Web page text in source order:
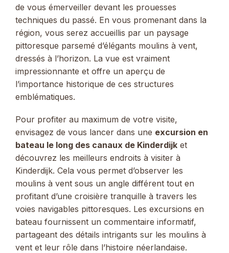
de vous émerveiller devant les prouesses
techniques du passé. En vous promenant dans la
région, vous serez accueillis par un paysage
pittoresque parsemé d’élégants moulins à vent,
dressés à l’horizon. La vue est vraiment
impressionnante et offre un aperçu de
l’importance historique de ces structures
emblématiques.
Pour profiter au maximum de votre visite,
envisagez de vous lancer dans une excursion en
bateau le long des canaux de Kinderdijk et
découvrez les meilleurs endroits à visiter à
Kinderdijk. Cela vous permet d’observer les
moulins à vent sous un angle différent tout en
profitant d’une croisière tranquille à travers les
voies navigables pittoresques. Les excursions en
bateau fournissent un commentaire informatif,
partageant des détails intrigants sur les moulins à
vent et leur rôle dans l’histoire néerlandaise.